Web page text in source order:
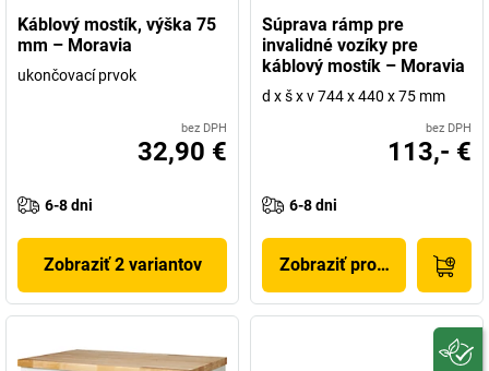
Káblový mostík, výška 75
mm – Moravia
ukončovací prvok
bez DPH
32,90 €
6-8 dni
Zobraziť 2 variantov
Súprava rámp pre
invalidné vozíky pre
káblový mostík – Moravia
d x š x v 744 x 440 x 75 mm
bez DPH
113,- €
6-8 dni
Zobraziť produkt